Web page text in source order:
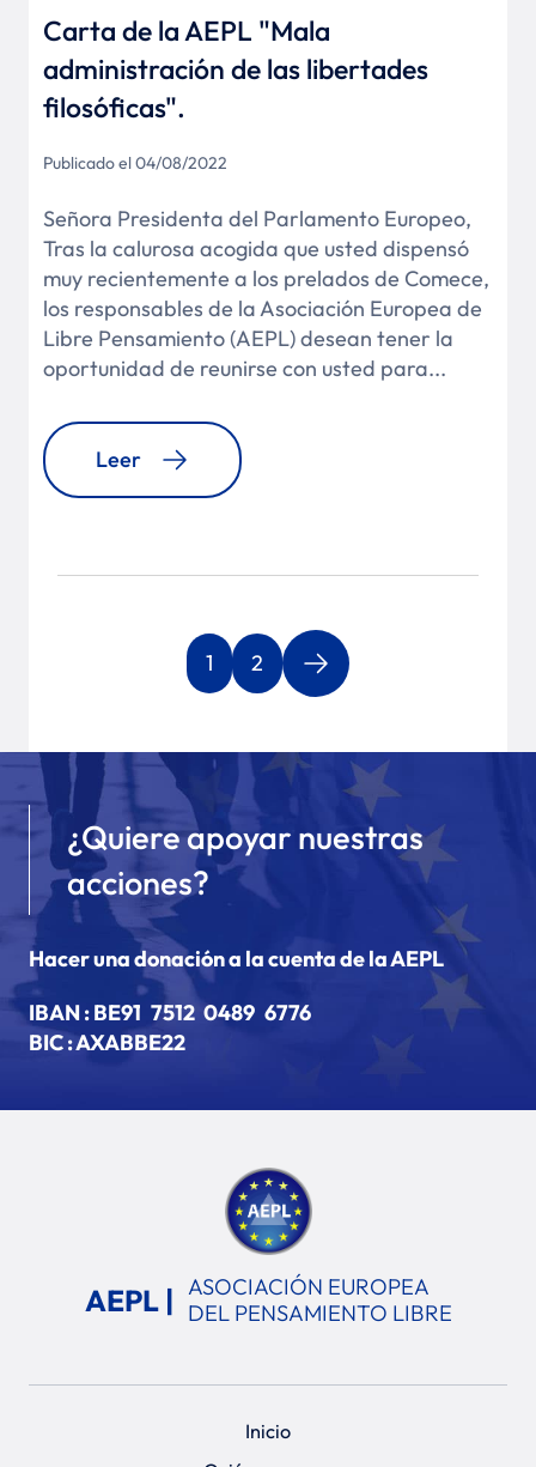
Carta de la AEPL "Mala
administración de las libertades
filosóficas".
Publicado el 04/08/2022
Señora Presidenta del Parlamento Europeo,
Tras la calurosa acogida que usted dispensó
muy recientemente a los prelados de Comece,
los responsables de la Asociación Europea de
Libre Pensamiento (AEPL) desean tener la
oportunidad de reunirse con usted para...
Leer
1 2
¿Quiere apoyar nuestras
acciones?
Hacer una donación a la cuenta de la AEPL
IBAN :BE91 7512 0489 6776
BIC : AXABBE22
AEPL | ASOCIACIÓN EUROPEA
DEL PENSAMIENTO LIBRE
Inicio